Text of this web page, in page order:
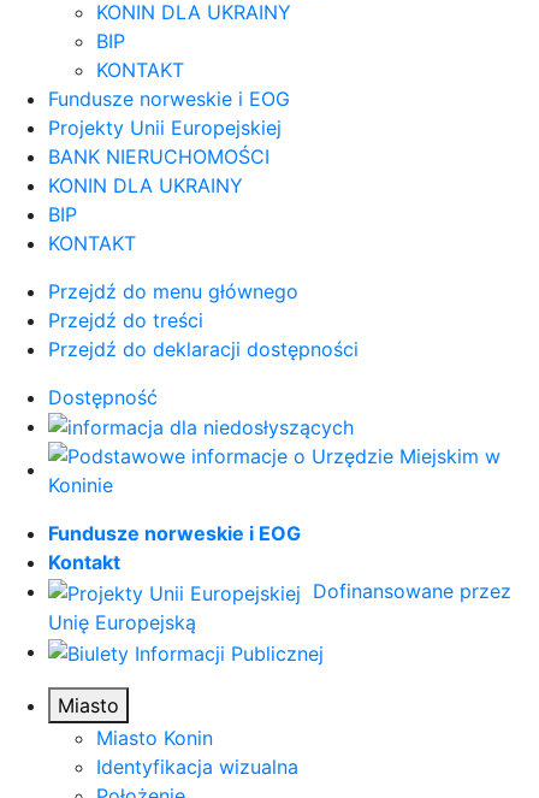
KONIN DLA UKRAINY
BIP
KONTAKT
Fundusze norweskie i EOG
Projekty Unii Europejskiej
BANK NIERUCHOMOŚCI
KONIN DLA UKRAINY
BIP
KONTAKT
Przejdź do menu głównego
Przejdź do treści
Przejdź do deklaracji dostępności
Dostępność
Fundusze norweskie i EOG
Kontakt
Dofinansowane przez
Unię Europejską
Miasto
Miasto Konin
Identyfikacja wizualna